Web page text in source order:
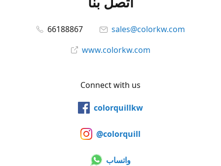
66188867
sales@colorkw.com
www.colorkw.com
Connect with us
colorquillkw
@colorquill
واتساب